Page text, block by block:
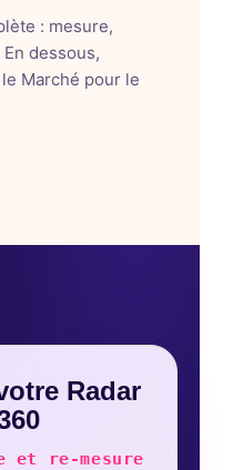
: mesure,
dessous,
Marché pour le
Radar
et re-mesure